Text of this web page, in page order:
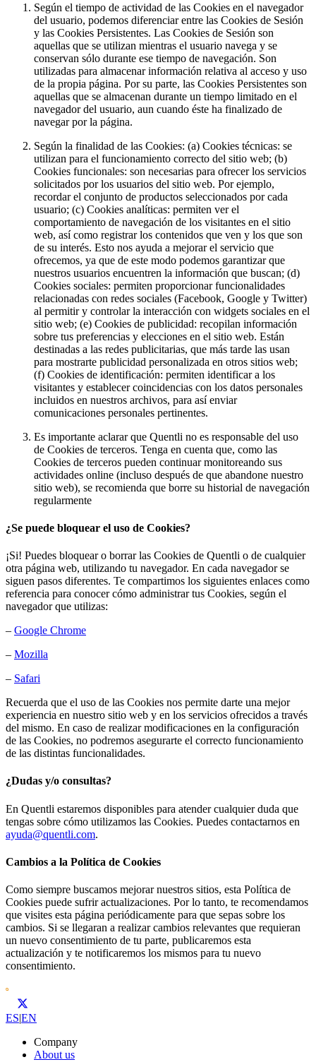
Según el tiempo de actividad de las Cookies en el navegador
del usuario, podemos diferenciar entre las Cookies de Sesión
y las Cookies Persistentes. Las Cookies de Sesión son
aquellas que se utilizan mientras el usuario navega y se
conservan sólo durante ese tiempo de navegación. Son
utilizadas para almacenar información relativa al acceso y uso
de la propia página. Por su parte, las Cookies Persistentes son
aquellas que se almacenan durante un tiempo limitado en el
navegador del usuario, aun cuando éste ha finalizado de
navegar por la página.
Según la finalidad de las Cookies: (a) Cookies técnicas: se
utilizan para el funcionamiento correcto del sitio web; (b)
Cookies funcionales: son necesarias para ofrecer los servicios
solicitados por los usuarios del sitio web. Por ejemplo,
recordar el conjunto de productos seleccionados por cada
usuario; (c) Cookies analíticas: permiten ver el
comportamiento de navegación de los visitantes en el sitio
web, así como registrar los contenidos que ven y los que son
de su interés. Esto nos ayuda a mejorar el servicio que
ofrecemos, ya que de este modo podemos garantizar que
nuestros usuarios encuentren la información que buscan; (d)
Cookies sociales: permiten proporcionar funcionalidades
relacionadas con redes sociales (Facebook, Google y Twitter)
al permitir y controlar la interacción con widgets sociales en el
sitio web; (e) Cookies de publicidad: recopilan información
sobre tus preferencias y elecciones en el sitio web. Están
destinadas a las redes publicitarias, que más tarde las usan
para mostrarte publicidad personalizada en otros sitios web;
(f) Cookies de identificación: permiten identificar a los
visitantes y establecer coincidencias con los datos personales
incluidos en nuestros archivos, para así enviar
comunicaciones personales pertinentes.
Es importante aclarar que Quentli no es responsable del uso
de Cookies de terceros. Tenga en cuenta que, como las
Cookies de terceros pueden continuar monitoreando sus
actividades online (incluso después de que abandone nuestro
sitio web), se recomienda que borre su historial de navegación
regularmente
¿Se puede bloquear el uso de Cookies?
¡Si! Puedes bloquear o borrar las Cookies de Quentli o de cualquier
otra página web, utilizando tu navegador. En cada navegador se
siguen pasos diferentes. Te compartimos los siguientes enlaces como
referencia para conocer cómo administrar tus Cookies, según el
navegador que utilizas:
– Google Chrome
– Mozilla
– Safari
Recuerda que el uso de las Cookies nos permite darte una mejor
experiencia en nuestro sitio web y en los servicios ofrecidos a través
del mismo. En caso de realizar modificaciones en la configuración
de las Cookies, no podremos asegurarte el correcto funcionamiento
de las distintas funcionalidades.
¿Dudas y/o consultas?
En Quentli estaremos disponibles para atender cualquier duda que
tengas sobre cómo utilizamos las Cookies. Puedes contactarnos en
ayuda@quentli.com.
Cambios a la Política de Cookies
Como siempre buscamos mejorar nuestros sitios, esta Política de
Cookies puede sufrir actualizaciones. Por lo tanto, te recomendamos
que visites esta página periódicamente para que sepas sobre los
cambios. Si se llegaran a realizar cambios relevantes que requieran
un nuevo consentimiento de tu parte, publicaremos esta
actualización y te notificaremos los mismos para tu nuevo
consentimiento.
ES|EN
Company
About us